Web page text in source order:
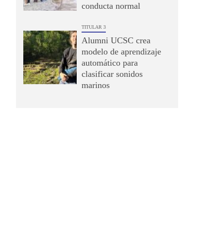
conducta normal
TITULAR 3
Alumni UCSC crea
modelo de aprendizaje
automático para
clasificar sonidos
marinos